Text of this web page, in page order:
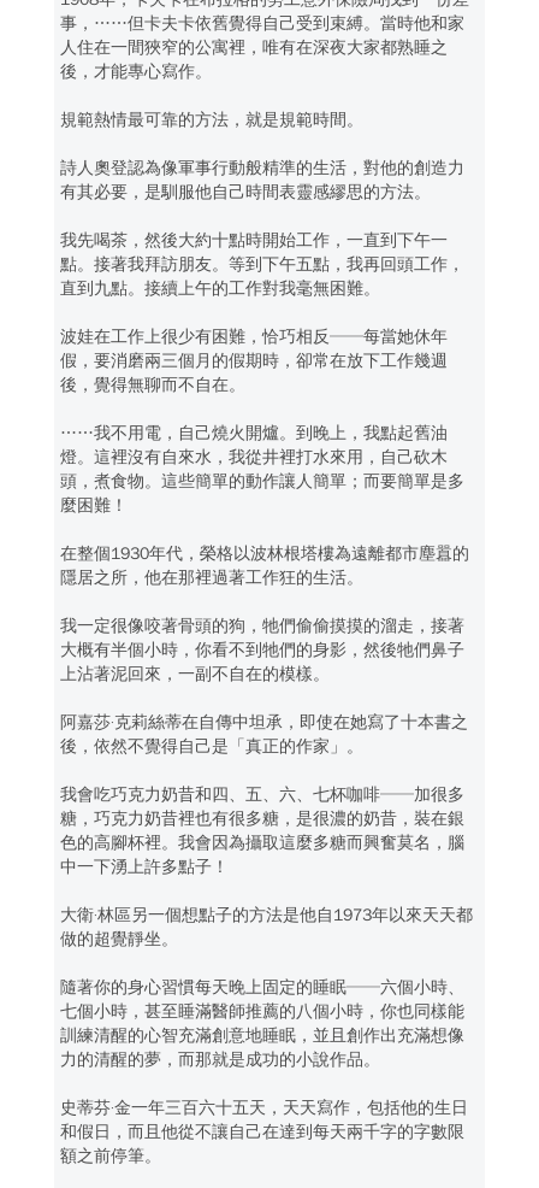
事，……但卡夫卡依舊覺得自己受到束縛。當時他和家
人住在一間狹窄的公寓裡，唯有在深夜大家都熟睡之
後，才能專心寫作。
規範熱情最可靠的方法，就是規範時間。
詩人奧登認為像軍事行動般精準的生活，對他的創造力
有其必要，是馴服他自己時間表靈感繆思的方法。
我先喝茶，然後大約十點時開始工作，一直到下午一
點。接著我拜訪朋友。等到下午五點，我再回頭工作，
直到九點。接續上午的工作對我毫無困難。
波娃在工作上很少有困難，恰巧相反──每當她休年
假，要消磨兩三個月的假期時，卻常在放下工作幾週
後，覺得無聊而不自在。
……我不用電，自己燒火開爐。到晚上，我點起舊油
燈。這裡沒有自來水，我從井裡打水來用，自己砍木
頭，煮食物。這些簡單的動作讓人簡單；而要簡單是多
麼困難！
在整個1930年代，榮格以波林根塔樓為遠離都市塵囂的
隱居之所，他在那裡過著工作狂的生活。
我一定很像咬著骨頭的狗，牠們偷偷摸摸的溜走，接著
大概有半個小時，你看不到牠們的身影，然後牠們鼻子
上沾著泥回來，一副不自在的模樣。
阿嘉莎‧克莉絲蒂在自傳中坦承，即使在她寫了十本書之
後，依然不覺得自己是「真正的作家」。
我會吃巧克力奶昔和四、五、六、七杯咖啡──加很多
糖，巧克力奶昔裡也有很多糖，是很濃的奶昔，裝在銀
色的高腳杯裡。我會因為攝取這麼多糖而興奮莫名，腦
中一下湧上許多點子！
大衛‧林區另一個想點子的方法是他自1973年以來天天都
做的超覺靜坐。
隨著你的身心習慣每天晚上固定的睡眠──六個小時、
七個小時，甚至睡滿醫師推薦的八個小時，你也同樣能
訓練清醒的心智充滿創意地睡眠，並且創作出充滿想像
力的清醒的夢，而那就是成功的小說作品。
史蒂芬‧金一年三百六十五天，天天寫作，包括他的生日
和假日，而且他從不讓自己在達到每天兩千字的字數限
額之前停筆。